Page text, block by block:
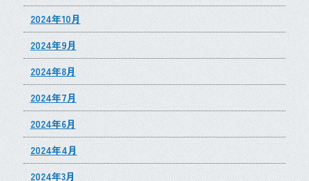
2024年10月
2024年9月
2024年8月
2024年7月
2024年6月
2024年4月
2024年3月